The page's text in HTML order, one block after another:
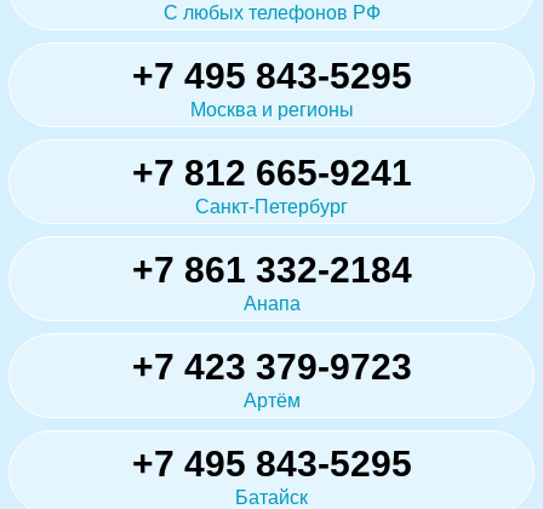
С любых телефонов РФ
+7 495 843-5295
Москва и регионы
+7 812 665-9241
Санкт-Петербург
+7 861 332-2184
Анапа
+7 423 379-9723
Артём
+7 495 843-5295
Батайск